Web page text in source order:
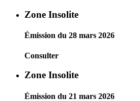
Zone Insolite
Émission du 28 mars 2026
Consulter
Zone Insolite
Émission du 21 mars 2026